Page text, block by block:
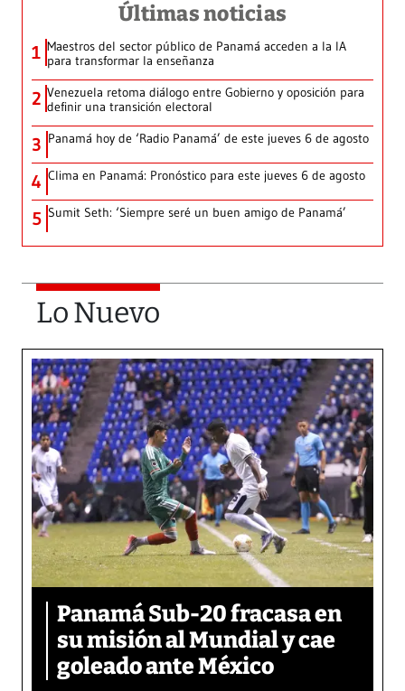
Últimas noticias
1 Maestros del sector público de Panamá acceden a la IA
para transformar la enseñanza
2 Venezuela retoma diálogo entre Gobierno y oposición para
definir una transición electoral
3 Panamá hoy de ‘Radio Panamá’ de este jueves 6 de agosto
4 Clima en Panamá: Pronóstico para este jueves 6 de agosto
5 Sumit Seth: ‘Siempre seré un buen amigo de Panamá’
Lo Nuevo
Panamá Sub-20 fracasa en
su misión al Mundial y cae
goleado ante México